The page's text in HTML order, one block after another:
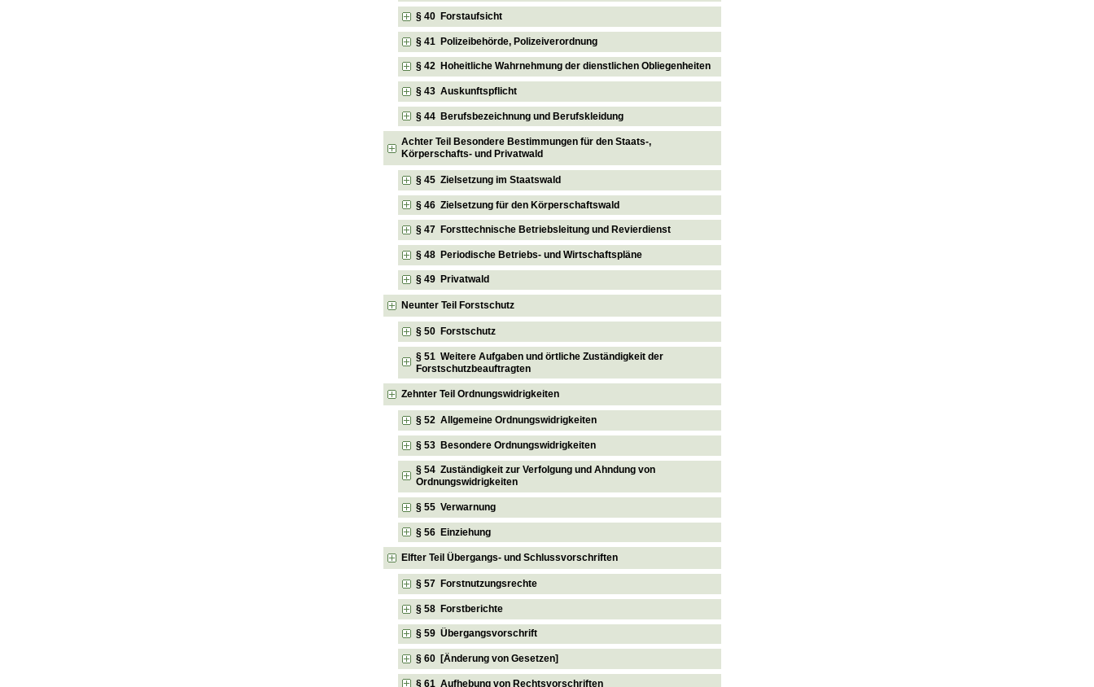
§ 40 Forstaufsicht
§ 41 Polizeibehörde, Polizeiverordnung
§ 42 Hoheitliche Wahrnehmung der dienstlichen Obliegenheiten
§ 43 Auskunftspflicht
§ 44 Berufsbezeichnung und Berufskleidung
Achter Teil Besondere Bestimmungen für den Staats-,
Körperschafts- und Privatwald
§ 45 Zielsetzung im Staatswald
§ 46 Zielsetzung für den Körperschaftswald
§ 47 Forsttechnische Betriebsleitung und Revierdienst
§ 48 Periodische Betriebs- und Wirtschaftspläne
§ 49 Privatwald
Neunter Teil Forstschutz
§ 50 Forstschutz
§ 51 Weitere Aufgaben und örtliche Zuständigkeit der
Forstschutzbeauftragten
Zehnter Teil Ordnungswidrigkeiten
§ 52 Allgemeine Ordnungswidrigkeiten
§ 53 Besondere Ordnungswidrigkeiten
§ 54 Zuständigkeit zur Verfolgung und Ahndung von
Ordnungswidrigkeiten
§ 55 Verwarnung
§ 56 Einziehung
Elfter Teil Übergangs- und Schlussvorschriften
§ 57 Forstnutzungsrechte
§ 58 Forstberichte
§ 59 Übergangsvorschrift
§ 60 [Änderung von Gesetzen]
§ 61 Aufhebung von Rechtsvorschriften